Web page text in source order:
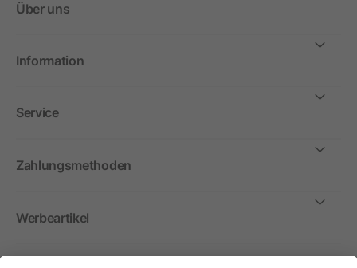
Über uns
Information
Service
Zahlungsmethoden
Werbeartikel